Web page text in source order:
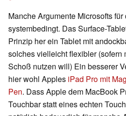
Manche Argumente Microsofts
systembedingt. Das Surface-
Prinzip her ein Tablet mit
solches vielleicht flexibler (sofern
Schoß nutzen will) Ein besserer
hier wohl Apples iPad Pro mit
Pen. Dass Apple dem MacBook
Touchbar statt eines echten